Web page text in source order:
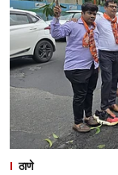
ठाणे